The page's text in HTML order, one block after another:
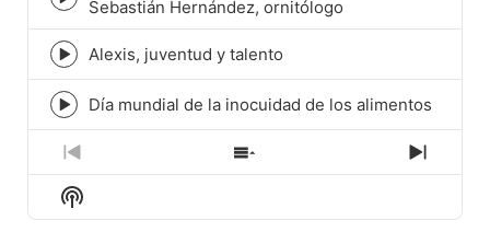
Episode
play
icon
Sebastián Hernández, ornitólogo
Episode
play
icon
Alexis, juventud y talento
Episode
play
icon
Día mundial de la inocuidad de los alimentos
Previous
Episode
Show
Next
Show
Podcast